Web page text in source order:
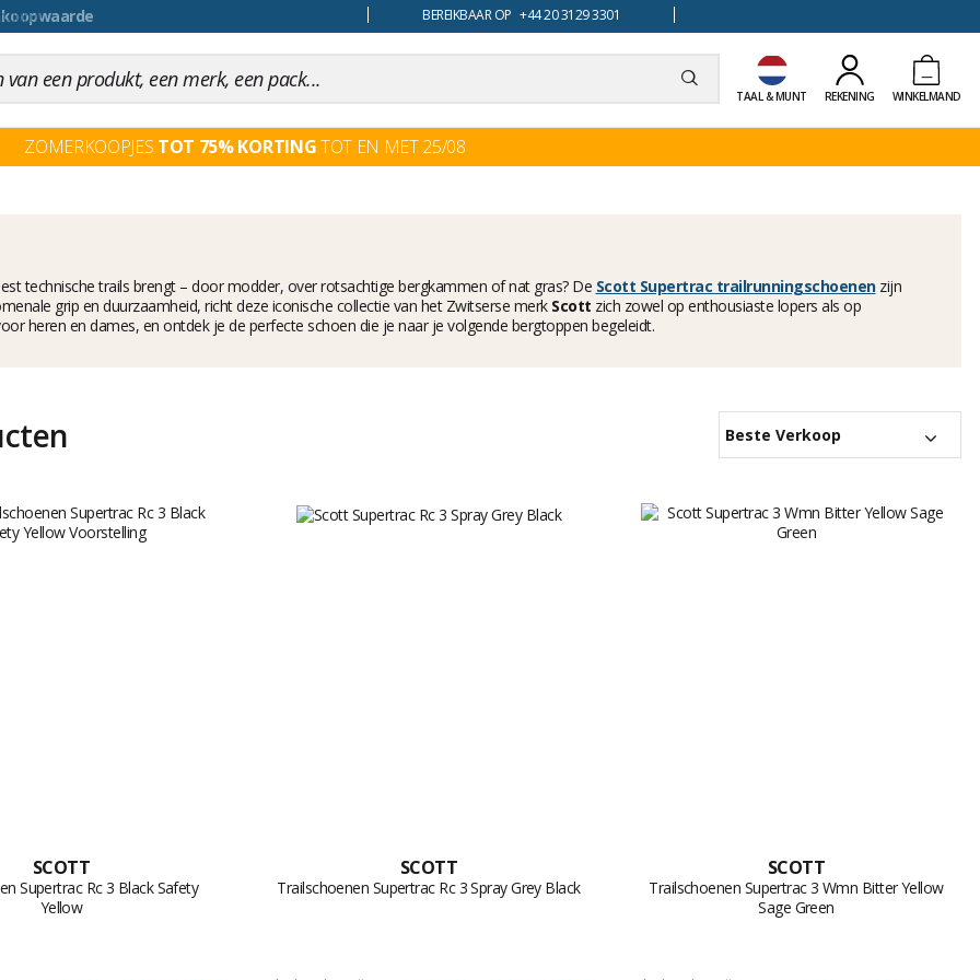
BEREIKBAAR OP +44 20 3129 3301
TAAL & MUNT REKENING WINKELMAND
ZOMERKOOPJES TOT 75% KORTINGTOT EN MET 25/08
technische trails brengt – door modder, over rotsachtige bergkammen of nat gras? De Scott Supertrac trailrunningschoenenzijn
grip en duurzaamheid, richt deze iconische collectie van het Zwitserse merk Scott zich zowel op enthousiaste lopers als op
heren en dames, en ontdek je de perfecte schoen die je naar je volgende bergtoppen begeleidt.
Beste Verkoop
SCOTT
Supertrac Rc 3 Black Safety
Yellow
SCOTT
Trailschoenen Supertrac Rc 3 Spray Grey Black
SCOTT
Trailschoenen Supertrac 3 Wmn Bitter Yellow
Sage Green